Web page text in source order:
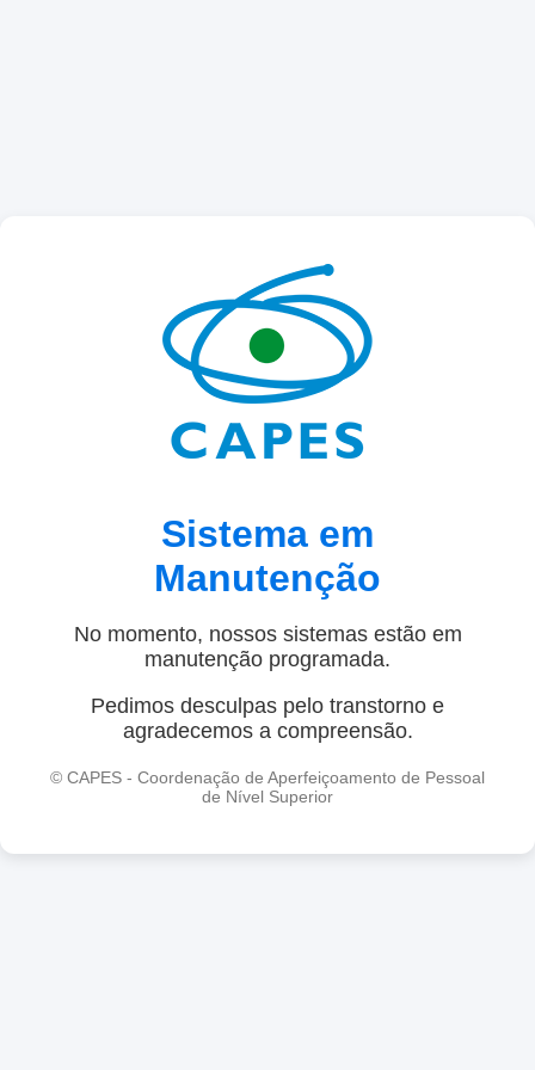
Sistema em
Manutenção
No momento, nossos sistemas estão em
manutenção programada.
Pedimos desculpas pelo transtorno e
agradecemos a compreensão.
© CAPES - Coordenação de Aperfeiçoamento de Pessoal
de Nível Superior